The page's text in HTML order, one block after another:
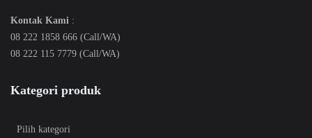
Kontak Kami :
08 222 1858 666 (Call/WA)
08 222 115 7779 (Call/WA)
Kategori produk